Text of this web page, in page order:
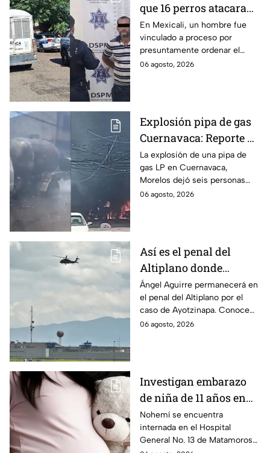
que 16 perros atacaran
a su hermana con
discapacidad en
Mexicali, BC
En Mexicali, un hombre fue
vinculado a proceso por
presuntamente ordenar el
ataque de 16 perros contra su
06 agosto, 2026
Explosión pipa de gas
Cuernavaca: Reporte de
víctimas tras estallido
en Morelos
La explosión de una pipa de
gas LP en Cuernavaca,
Morelos dejó seis personas
hospitalizadas. IMSS informó
06 agosto, 2026
Así es el penal del
Altiplano donde
permanecerá Ángel
Aguirre por caso
Ayotzinapa
Ángel Aguirre permanecerá en
el penal del Altiplano por el
caso de Ayotzinapa. Conoce
dónde está, cómo es esta
06 agosto, 2026
Investigan embarazo
de niña de 11 años en
Matamoros,
Tamaulipas; ¿qué pasó
con Nohemí?
Nohemí se encuentra
internada en el Hospital
General No. 13 de Matamoros